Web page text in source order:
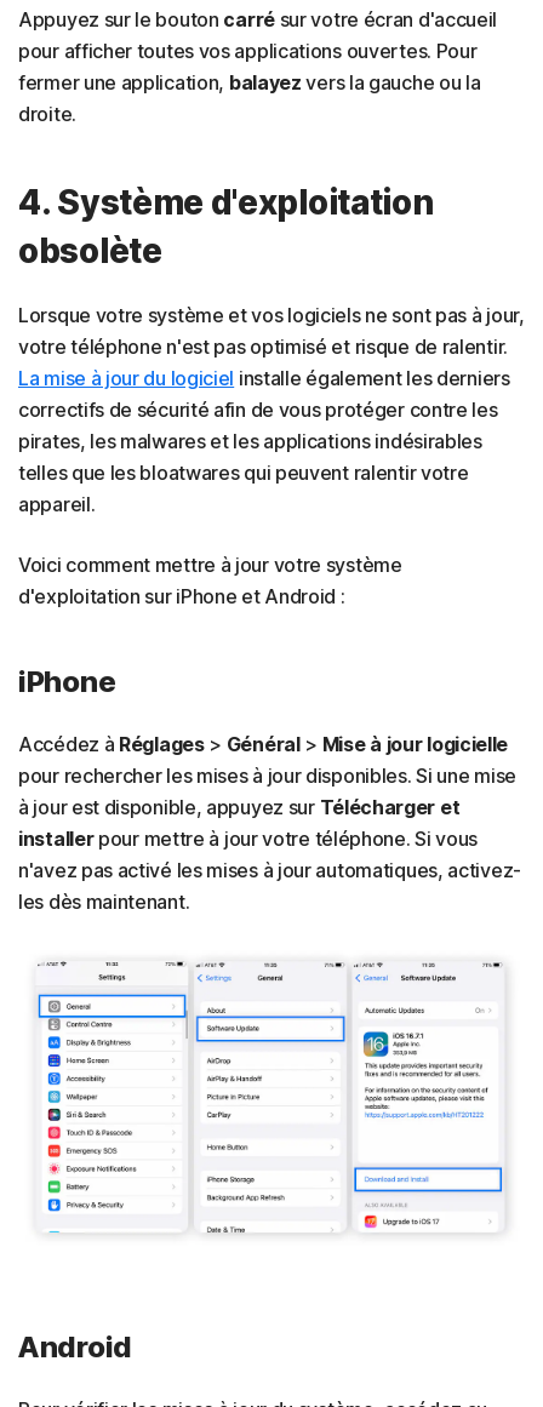
Appuyez sur le bouton carrésur votre écran d'accueil
pour afficher toutes vos applications ouvertes. Pour
fermer une application, balayez vers la gauche ou la
droite.
4. Système d'exploitation
obsolète
Lorsque votre système et vos logiciels ne sont pas à jour,
votre téléphone n'est pas optimisé et risque de ralentir.
La mise à jour du logiciel installe également les derniers
correctifs de sécurité afin de vous protéger contre les
pirates, les malwares et les applications indésirables
telles que les bloatwares qui peuvent ralentir votre
appareil.
Voici comment mettre à jour votre système
d'exploitation sur iPhone et Android :
iPhone
Accédez à Réglages> Général> Mise à jour logicielle
pour rechercher les mises à jour disponibles. Si une mise
à jour est disponible, appuyez sur Télécharger et
installerpour mettre à jour votre téléphone. Si vous
n'avez pas activé les mises à jour automatiques, activez-
les dès maintenant.
Android